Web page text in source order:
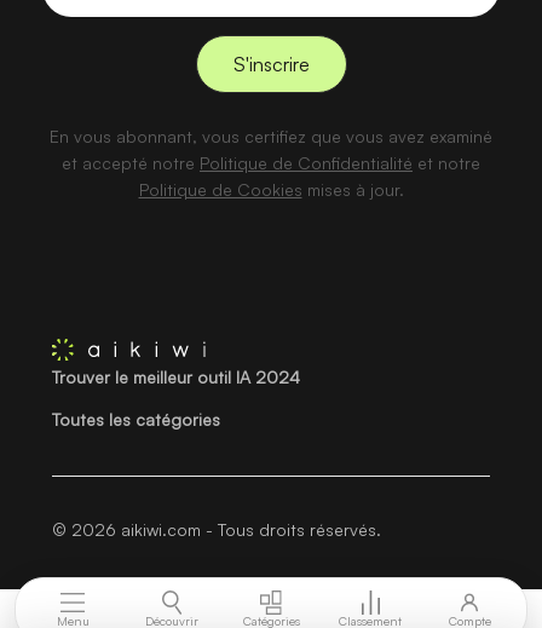
Menu Découvrir Catégories Classement Compte
En vous abonnant, vous certifiez que vous avez examiné
et accepté notre Politique de Confidentialité et notre
Politique de Cookies mises à jour.
Trouver le meilleur outil IA 2024
Toutes les catégories
© 2026 aikiwi.com - Tous droits réservés.